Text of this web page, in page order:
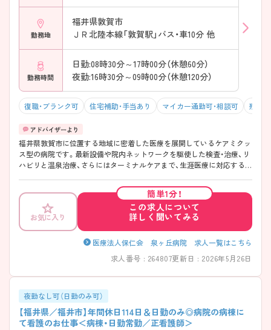
勤務地
福井県敦賀市
ＪＲ北陸本線「敦賀駅」バス・車10分 他
勤務時間
日勤:08時30分～17時00分（休憩60分）
夜勤:16時30分～09時00分（休憩120分）
復職・ブランク可 住宅補助・手当あり マイカー通勤可・相談可 残業
福井県敦賀市に位置する地域に密着した医療を展開しているケアミクッ
ス型の病院です。最新設備や院内ネットワークを駆使した検査・治療、リ
ハビリと温泉治療、さらにはターミナルケアまで、生涯医療に対応する医
トが両立できる環境があります。マイカー通勤可能、職員の送迎バスも
ありますので通勤に便利です。 ご興味ある方には、面接対策ポイントな
ど、さらに詳細をお話しいたしますのでお気軽にご相談ください！
お気に入り
簡単1分！
この求人について
詳しく聞いてみる
医療法人保仁会 泉ヶ丘病院 求人一覧はこちら
求人番号 : 264807更新日 : 2026年5月26日
夜勤なし可（日勤のみ可）
【福井県／福井市】年間休日114日＆日勤のみ◎病院の病棟に
て看護のお仕事＜病棟・日勤常勤／正看護師＞